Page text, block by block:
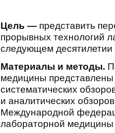
Цель — представить
прорывных технологий
следующем десятилетии
Материалы и методы.
медицины
систематических
и аналитических
Международной
лабораторной медицины